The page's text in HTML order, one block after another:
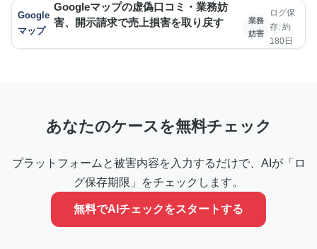
Google
マップ
Googleマップの虚偽口コミ・業務妨
害、開示請求で売上損害を取り戻す
業務
妨害
ログ保
存: 約
180日
あなたのケースを無料チェック
プラットフォームと被害内容を入力するだけで、AIが「ロ
グ保存期限」をチェックします。
無料でAIチェックをスタートする